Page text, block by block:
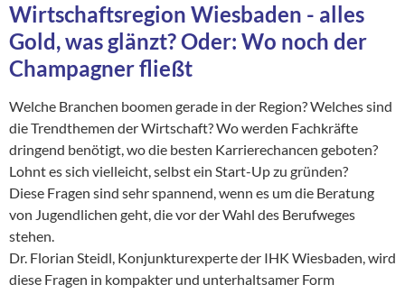
Wirtschaftsregion Wiesbaden - alles
Gold, was glänzt? Oder: Wo noch der
Champagner fließt
Welche Branchen boomen gerade in der Region? Welches sind
die Trendthemen der Wirtschaft? Wo werden Fachkräfte
dringend benötigt, wo die besten Karrierechancen geboten?
Lohnt es sich vielleicht, selbst ein Start-Up zu gründen?
Diese Fragen sind sehr spannend, wenn es um die Beratung
von Jugendlichen geht, die vor der Wahl des Berufweges
stehen.
Dr. Florian Steidl, Konjunkturexperte der IHK Wiesbaden, wird
diese Fragen in kompakter und unterhaltsamer Form